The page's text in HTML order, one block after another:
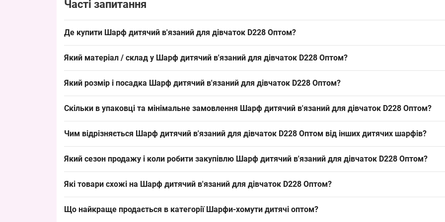
Часті запитання
Де купити Шарф дитячий в'язаний для дівчаток D228 Оптом?
ходовий товар на роздрібних точках та ринках.
Який матеріал / склад у Шарф дитячий в'язаний для дівчаток D228 Оптом?
оптових закупів як сезонний товар.
Який розмір і посадка Шарф дитячий в'язаний для дівчаток D228 Оптом?
хомути дитячі" і забезпечує швидкий обіг товару.
Скільки в упаковці та мінімальне замовлення Шарф дитячий в'язаний для дівчаток D228 Оптом?
сезони пік-продажів.
Чим відрізняється Шарф дитячий в'язаний для дівчаток D228 Оптом від інших дитячих шарфів?
повністю акрилові або бавовняні хомути для інших сезонів. Така комбінація додає товару стабільного попиту і
Який сезон продажу і коли робити закупівлю Шарф дитячий в'язаний для дівчаток D228 Оптом?
термін допоможе вчасно поповнити асортимент та забезпечити стабільний оборот у сезон.
Які товари схожі на Шарф дитячий в'язаний для дівчаток D228 Оптом?
Що найкраще продається в категорії Шарфи-хомути дитячі оптом?